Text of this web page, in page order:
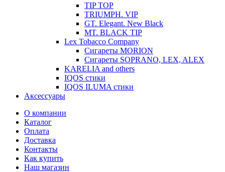
TIP TOP
TRIUMPH. VIP
GT. Elegant. New Black
MT. BLACK TIP
Lex Tobacco Company
Сигареты MORION
Сигареты SOPRANO, LEX, ALEX
KARELIA and others
IQOS стики
IQOS ILUMA стики
Аксессуары
О компании
Каталог
Оплата
Доставка
Контакты
Как купить
Наш магазин